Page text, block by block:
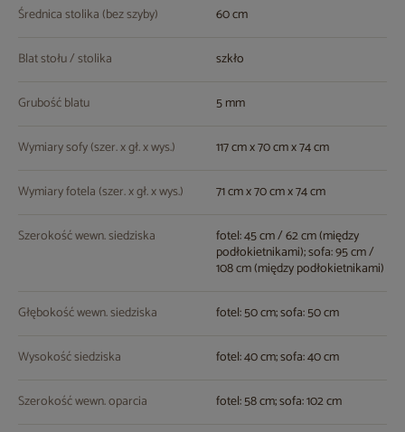
Średnica stolika (bez szyby) 60 cm
Blat stołu / stolika szkło
Grubość blatu 5 mm
Wymiary sofy (szer. x gł. x wys.) 117 cm x 70 cm x 74 cm
Wymiary fotela (szer. x gł. x wys.) 71 cm x 70 cm x 74 cm
Szerokość wewn. siedziska fotel: 45 cm / 62 cm (między
podłokietnikami); sofa: 95 cm /
108 cm (między podłokietnikami)
Głębokość wewn. siedziska fotel: 50 cm; sofa: 50 cm
Wysokość siedziska fotel: 40 cm; sofa: 40 cm
Szerokość wewn. oparcia fotel: 58 cm; sofa: 102 cm